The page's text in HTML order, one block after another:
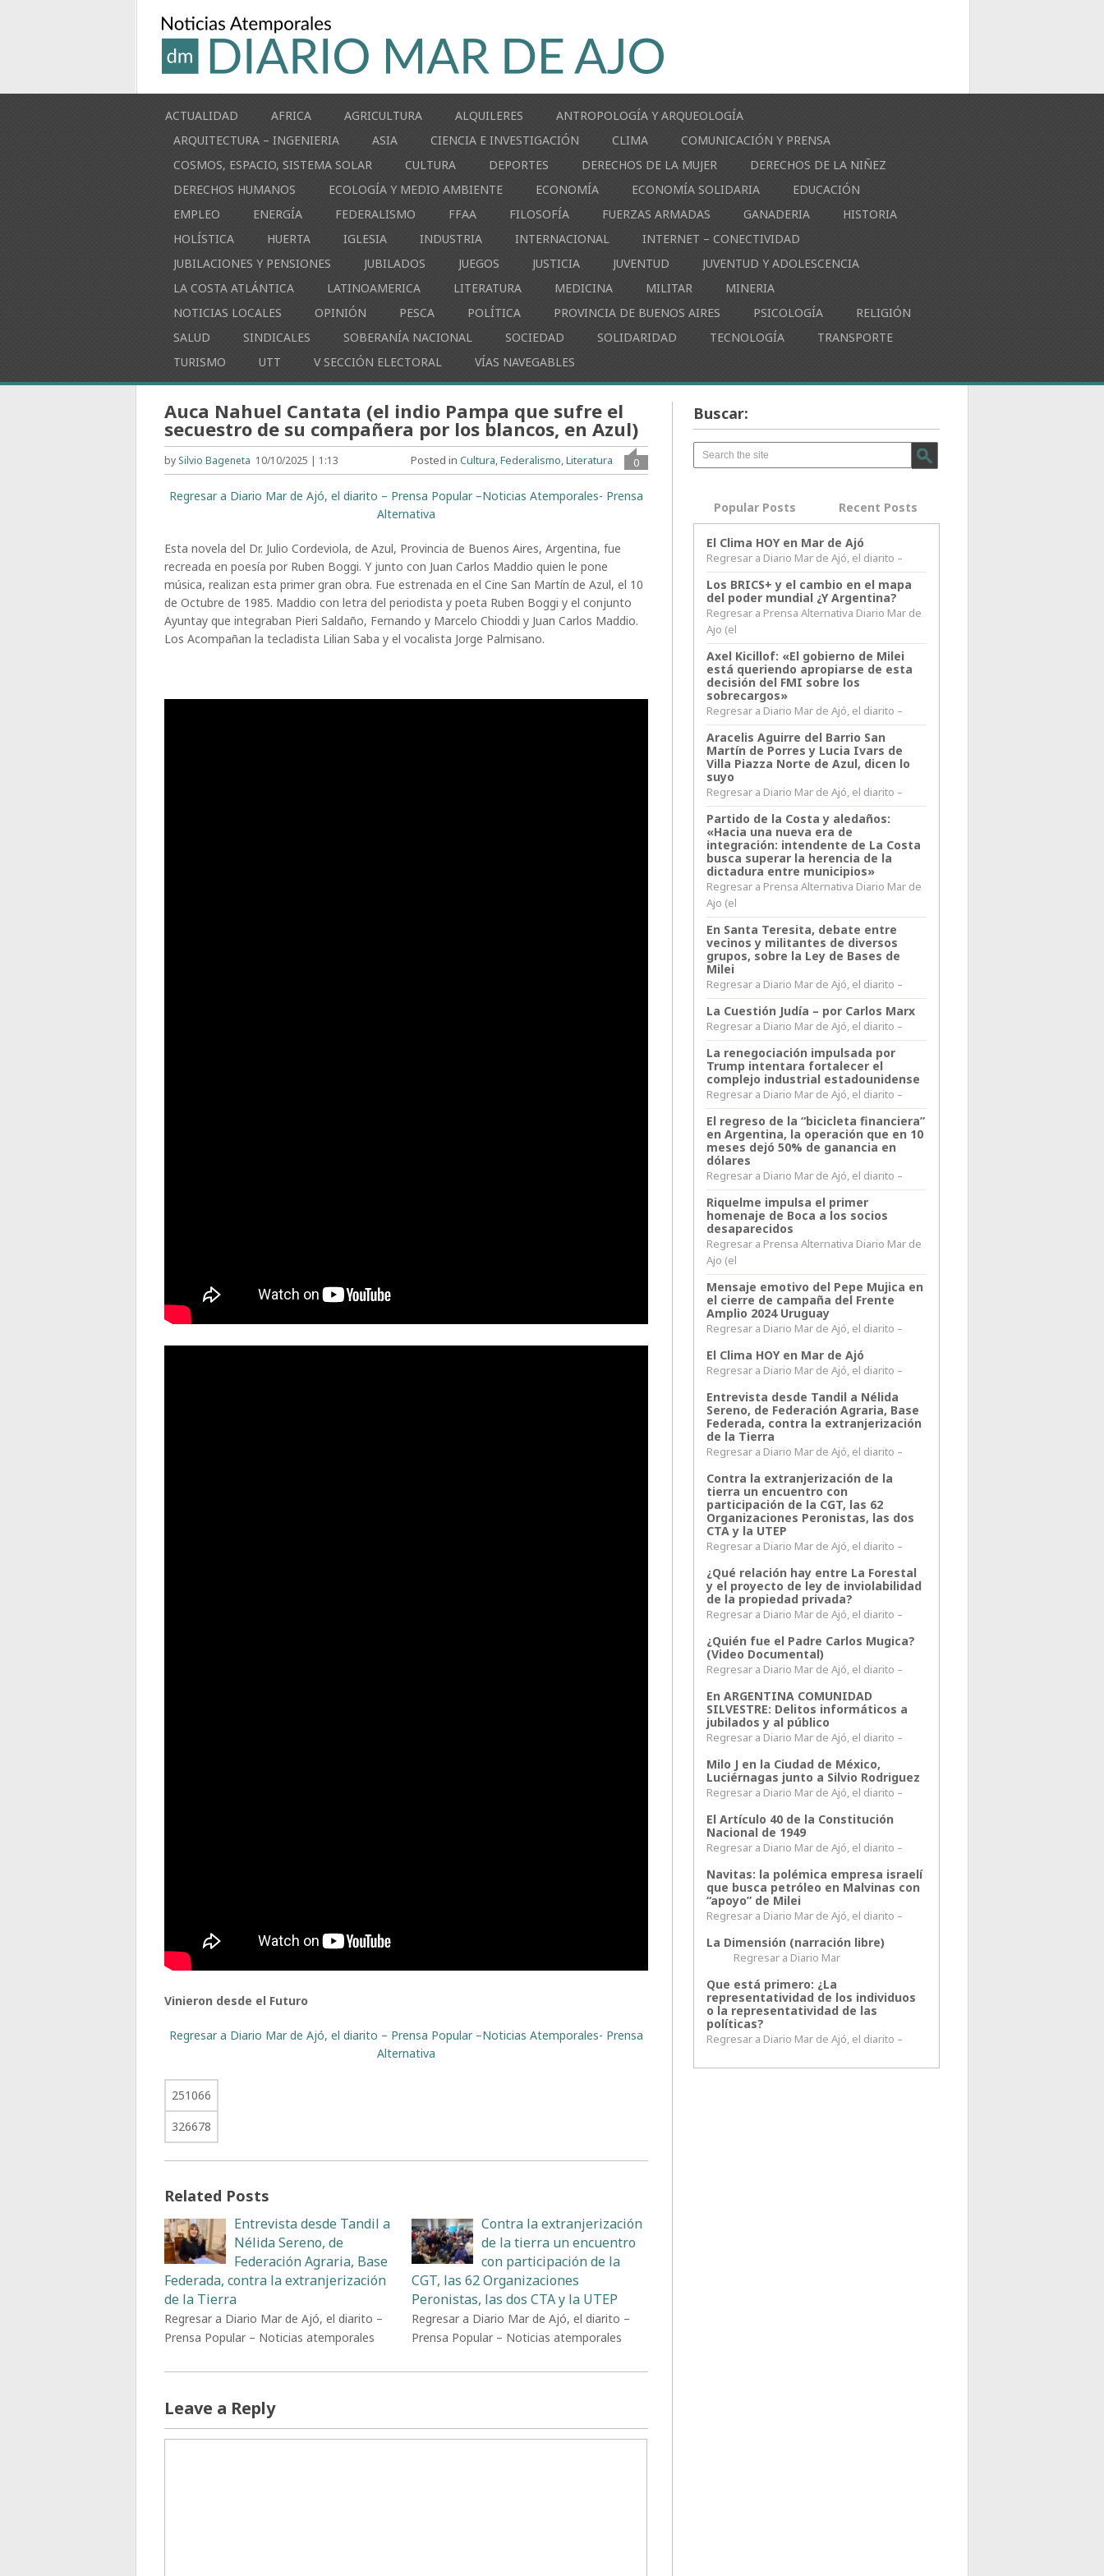
ACTUALIDAD AFRICA AGRICULTURA ALQUILERES
ANTROPOLOGÍA Y ARQUEOLOGÍA
ARQUITECTURA – INGENIERIA
ASIA CIENCIA E INVESTIGACIÓN CLIMA
COMUNICACIÓN Y PRENSA
COSMOS, ESPACIO, SISTEMA SOLAR
CULTURA DEPORTES DERECHOS DE LA MUJER
DERECHOS DE LA NIÑEZ
DERECHOS HUMANOS
ECOLOGÍA Y MEDIO AMBIENTE ECONOMÍA ECONOMÍA SOLIDARIA
EDUCACIÓN
EMPLEO
ENERGÍA FEDERALISMO FFAA FILOSOFÍA FUERZAS ARMADAS GANADERIA
HISTORIA
HOLÍSTICA
HUERTA IGLESIA INDUSTRIA INTERNACIONAL
INTERNET – CONECTIVIDAD
JUBILACIONES Y PENSIONES
JUBILADOS JUEGOS JUSTICIA JUVENTUD
JUVENTUD Y ADOLESCENCIA
LA COSTA ATLÁNTICA
LATINOAMERICA LITERATURA MEDICINA MILITAR
MINERIA
NOTICIAS LOCALES
OPINIÓN PESCA POLÍTICA PROVINCIA DE BUENOS AIRES PSICOLOGÍA
RELIGIÓN
SALUD
SINDICALES SOBERANÍA NACIONAL SOCIEDAD SOLIDARIDAD TECNOLOGÍA
TRANSPORTE
TURISMO
UTT V SECCIÓN ELECTORAL VÍAS NAVEGABLES
Auca Nahuel Cantata (el indio Pampa que sufre el
secuestro de su compañera por los blancos, en Azul)
by Silvio Bageneta 10/10/2025 | 1:13 0
Posted inCultura,Federalismo,Literatura
Regresar a Diario Mar de Ajó, el diarito – Prensa Popular –Noticias Atemporales- Prensa
Alternativa
Esta novela del Dr. Julio Cordeviola, de Azul, Provincia de Buenos Aires, Argentina, fue
recreada en poesía por Ruben Boggi. Y junto con Juan Carlos Maddio quien le pone
música, realizan esta primer gran obra. Fue estrenada en el Cine San Martín de Azul, el 10
de Octubre de 1985. Maddio con letra del periodista y poeta Ruben Boggi y el conjunto
Ayuntay que integraban Pieri Saldaño, Fernando y Marcelo Chioddi y Juan Carlos Maddio.
Los Acompañan la tecladista Lilian Saba y el vocalista Jorge Palmisano.
Vinieron desde el Futuro
Regresar a Diario Mar de Ajó, el diarito – Prensa Popular –Noticias Atemporales- Prensa
Alternativa
251066
326678
Related Posts
Entrevista desde Tandil a
Nélida Sereno, de
Federación Agraria, Base
Federada, contra la extranjerización
de la Tierra
Regresar a Diario Mar de Ajó, el diarito –
Prensa Popular – Noticias atemporales
Contra la extranjerización
de la tierra un encuentro
con participación de la
CGT, las 62 Organizaciones
Peronistas, las dos CTA y la UTEP
Regresar a Diario Mar de Ajó, el diarito –
Prensa Popular – Noticias atemporales
Leave a Reply
Buscar:
Popular Posts Recent Posts
El Clima HOY en Mar de Ajó
Regresar a Diario Mar de Ajó, el diarito –
Los BRICS+ y el cambio en el mapa
del poder mundial ¿Y Argentina?
Regresar a Prensa Alternativa Diario Mar de
Ajo (el
Axel Kicillof: «El gobierno de Milei
está queriendo apropiarse de esta
decisión del FMI sobre los
sobrecargos»
Regresar a Diario Mar de Ajó, el diarito –
Aracelis Aguirre del Barrio San
Martín de Porres y Lucia Ivars de
Villa Piazza Norte de Azul, dicen lo
suyo
Regresar a Diario Mar de Ajó, el diarito –
Partido de la Costa y aledaños:
«Hacia una nueva era de
integración: intendente de La Costa
busca superar la herencia de la
dictadura entre municipios»
Regresar a Prensa Alternativa Diario Mar de
Ajo (el
En Santa Teresita, debate entre
vecinos y militantes de diversos
grupos, sobre la Ley de Bases de
Milei
Regresar a Diario Mar de Ajó, el diarito –
La Cuestión Judía – por Carlos Marx
Regresar a Diario Mar de Ajó, el diarito –
La renegociación impulsada por
Trump intentara fortalecer el
complejo industrial estadounidense
Regresar a Diario Mar de Ajó, el diarito –
El regreso de la “bicicleta financiera”
en Argentina, la operación que en 10
meses dejó 50% de ganancia en
dólares
Regresar a Diario Mar de Ajó, el diarito –
Riquelme impulsa el primer
homenaje de Boca a los socios
desaparecidos
Regresar a Prensa Alternativa Diario Mar de
Ajo (el
Mensaje emotivo del Pepe Mujica en
el cierre de campaña del Frente
Amplio 2024 Uruguay
Regresar a Diario Mar de Ajó, el diarito –
El Clima HOY en Mar de Ajó
Regresar a Diario Mar de Ajó, el diarito –
Entrevista desde Tandil a Nélida
Sereno, de Federación Agraria, Base
Federada, contra la extranjerización
de la Tierra
Regresar a Diario Mar de Ajó, el diarito –
Contra la extranjerización de la
tierra un encuentro con
participación de la CGT, las 62
Organizaciones Peronistas, las dos
CTA y la UTEP
Regresar a Diario Mar de Ajó, el diarito –
¿Qué relación hay entre La Forestal
y el proyecto de ley de inviolabilidad
de la propiedad privada?
Regresar a Diario Mar de Ajó, el diarito –
¿Quién fue el Padre Carlos Mugica?
(Video Documental)
Regresar a Diario Mar de Ajó, el diarito –
En ARGENTINA COMUNIDAD
SILVESTRE: Delitos informáticos a
jubilados y al público
Regresar a Diario Mar de Ajó, el diarito –
Milo J en la Ciudad de México,
Luciérnagas junto a Silvio Rodriguez
Regresar a Diario Mar de Ajó, el diarito –
El Artículo 40 de la Constitución
Nacional de 1949
Regresar a Diario Mar de Ajó, el diarito –
Navitas: la polémica empresa israelí
que busca petróleo en Malvinas con
“apoyo” de Milei
Regresar a Diario Mar de Ajó, el diarito –
La Dimensión (narración libre)
Regresar a Diario Mar
Que está primero: ¿La
representatividad de los individuos
o la representatividad de las
políticas?
Regresar a Diario Mar de Ajó, el diarito –